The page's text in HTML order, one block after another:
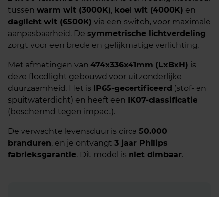
tussen warm wit (3000K), koel wit (4000K) en
daglicht wit (6500K) via een switch, voor maximale
aanpasbaarheid. De symmetrische lichtverdeling
zorgt voor een brede en gelijkmatige verlichting.
Met afmetingen van 474x336x41mm (LxBxH) is
deze floodlight gebouwd voor uitzonderlijke
duurzaamheid. Het is IP65-gecertificeerd (stof- en
spuitwaterdicht) en heeft een IK07-classificatie
(beschermd tegen impact).
De verwachte levensduur is circa 50.000
branduren, en je ontvangt 3 jaar Philips
fabrieksgarantie. Dit model is niet dimbaar.